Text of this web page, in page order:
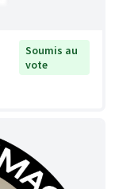
Soumis au
vote